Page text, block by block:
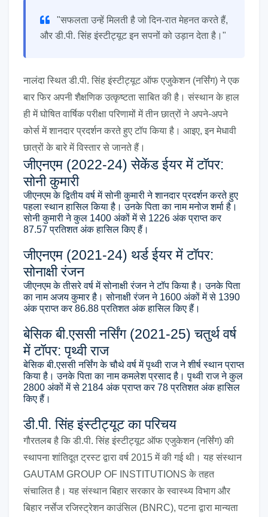
"सफलता उन्हें मिलती है जो दिन-रात मेहनत करते हैं,
और डी.पी. सिंह इंस्टीट्यूट इन सपनों को उड़ान देता है।"
नालंदा स्थित डी.पी. सिंह इंस्टीट्यूट ऑफ एजुकेशन (नर्सिंग) ने एक
बार फिर अपनी शैक्षणिक उत्कृष्टता साबित की है। संस्थान के हाल
ही में घोषित वार्षिक परीक्षा परिणामों में तीन छात्रों ने अपने-अपने
कोर्स में शानदार प्रदर्शन करते हुए टॉप किया है। आइए, इन मेधावी
छात्रों के बारे में विस्तार से जानते हैं।
जीएनएम (2022-24) सेकेंड ईयर में टॉपर:
सोनी कुमारी
जीएनएम के द्वितीय वर्ष में सोनी कुमारी ने शानदार प्रदर्शन करते हुए
पहला स्थान हासिल किया है। उनके पिता का नाम मनोज शर्मा है।
सोनी कुमारी ने कुल 1400 अंकों में से 1226 अंक प्राप्त कर
87.57 प्रतिशत अंक हासिल किए हैं।
जीएनएम (2021-24) थर्ड ईयर में टॉपर:
सोनाक्षी रंजन
जीएनएम के तीसरे वर्ष में सोनाक्षी रंजन ने टॉप किया है। उनके पिता
का नाम अजय कुमार है। सोनाक्षी रंजन ने 1600 अंकों में से 1390
अंक प्राप्त कर 86.88 प्रतिशत अंक हासिल किए हैं।
बेसिक बी.एससी नर्सिंग (2021-25) चतुर्थ वर्ष
में टॉपर: पृथ्वी राज
बेसिक बी.एससी नर्सिंग के चौथे वर्ष में पृथ्वी राज ने शीर्ष स्थान प्राप्त
किया है। उनके पिता का नाम कमलेश प्रसाद है। पृथ्वी राज ने कुल
2800 अंकों में से 2184 अंक प्राप्त कर 78 प्रतिशत अंक हासिल
किए हैं।
डी.पी. सिंह इंस्टीट्यूट का परिचय
गौरतलब है कि डी.पी. सिंह इंस्टीट्यूट ऑफ एजुकेशन (नर्सिंग) की
स्थापना शांतिदूत ट्रस्ट द्वारा वर्ष 2015 में की गई थी। यह संस्थान
GAUTAM GROUP OF INSTITUTIONS के तहत
संचालित है। यह संस्थान बिहार सरकार के स्वास्थ्य विभाग और
बिहार नर्सेज रजिस्ट्रेशन काउंसिल (BNRC), पटना द्वारा मान्यता